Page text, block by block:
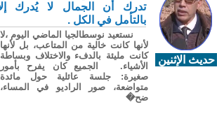
حديث الإثنين
تدرك أن الجمال لا يُدرك إلا
بالتأمل في الكل .
نستعيد نوسطالجيا الماضي اليوم ،لا
لأنها كانت خالية من المتاعب، بل لأنها
كانت مليئة بالدفء والاختلاف وبساطة
الأشياء. الجميع كان يفرح بأمور
صغيرة: جلسة عائلية حول مائدة
متواضعة، صور الراديو في المساء،
ضح�